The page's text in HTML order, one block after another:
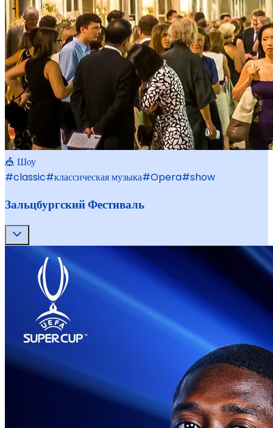
🎪 Шоу
#classic#классическая музыка#Opera#show
Зальцбургский Фестиваль